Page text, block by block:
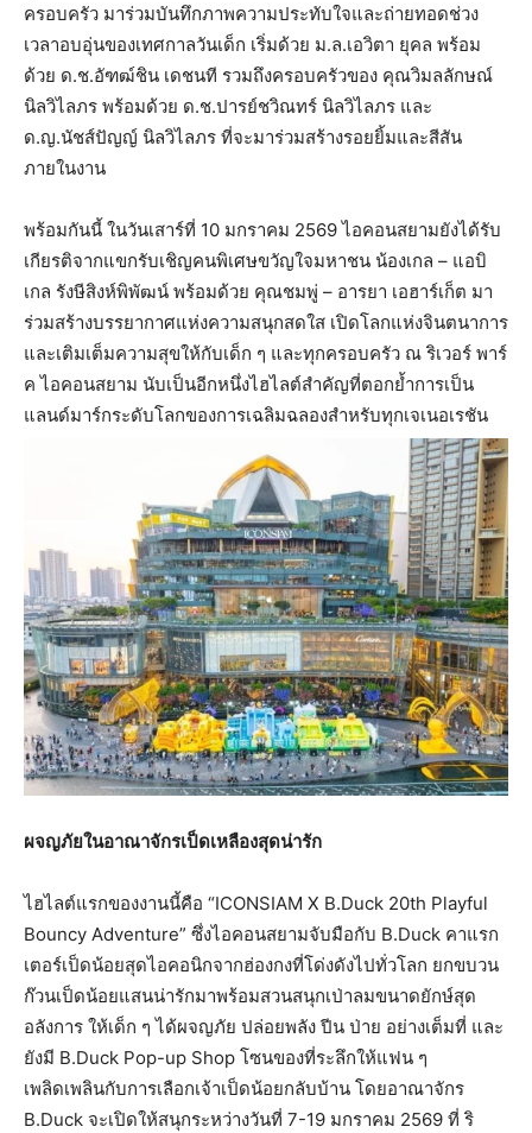
ครอบครัว มาร่วมบันทึกภาพความประทับใจและถ่ายทอดช่วง
เวลาอบอุ่นของเทศกาลวันเด็ก เริ่มด้วย ม.ล.เอวิตา ยุคล พร้อม
ด้วย ด.ช.อัฑฒ์ชิน เดชนที รวมถึงครอบครัวของ คุณวิมลลักษณ์
นิลวิไลภร พร้อมด้วย ด.ช.ปารย์ชวิณทร์ นิลวิไลภร และ
ด.ญ.นัชส์ปัญญ์ นิลวิไลภร ที่จะมาร่วมสร้างรอยยิ้มและสีสัน
ภายในงาน
พร้อมกันนี้ ในวันเสาร์ที่ 10 มกราคม 2569 ไอคอนสยามยังได้รับ
เกียรติจากแขกรับเชิญคนพิเศษขวัญใจมหาชน น้องเกล – แอบิ
เกล รังษีสิงห์พิพัฒน์ พร้อมด้วย คุณชมพู่ – อารยา เอฮาร์เก็ต มา
ร่วมสร้างบรรยากาศแห่งความสนุกสดใส เปิดโลกแห่งจินตนาการ
และเติมเต็มความสุขให้กับเด็ก ๆ และทุกครอบครัว ณ ริเวอร์ พาร์
ค ไอคอนสยาม นับเป็นอีกหนึ่งไฮไลต์สำคัญที่ตอกย้ำการเป็น
แลนด์มาร์กระดับโลกของการเฉลิมฉลองสำหรับทุกเจเนอเรชัน
ผจญภัยในอาณาจักรเป็ดเหลืองสุดน่ารัก
ไฮไลต์แรกของงานนี้คือ “ICONSIAM X B.Duck 20th Playful
Bouncy Adventure” ซึ่งไอคอนสยามจับมือกับ B.Duck คาแรก
เตอร์เป็ดน้อยสุดไอคอนิกจากฮ่องกงที่โด่งดังไปทั่วโลก ยกขบวน
ก๊วนเป็ดน้อยแสนน่ารักมาพร้อมสวนสนุกเป่าลมขนาดยักษ์สุด
อลังการ ให้เด็ก ๆ ได้ผจญภัย ปล่อยพลัง ปีน ป่าย อย่างเต็มที่ และ
ยังมี B.Duck Pop-up Shop โซนของที่ระลึกให้แฟน ๆ
เพลิดเพลินกับการเลือกเจ้าเป็ดน้อยกลับบ้าน โดยอาณาจักร
B.Duck จะเปิดให้สนุกระหว่างวันที่ 7-19 มกราคม 2569 ที่ ริ